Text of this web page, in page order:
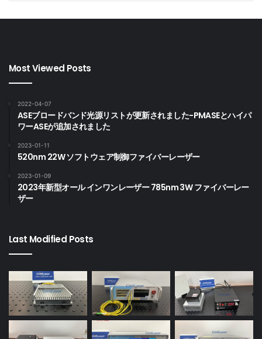
Most Viewed Posts
2022-04-07
ASEブロードバンド光源リストが更新されました-PMASEとハイパ
ワーASEが追加されました
2023-01-11
520nm 22W ソフトウェア制御ファイバーレーザー
2023-01-09
2023年新型オール インワンレーザー 785nm 3W ファイバーレー
ザー
Last Modified Posts